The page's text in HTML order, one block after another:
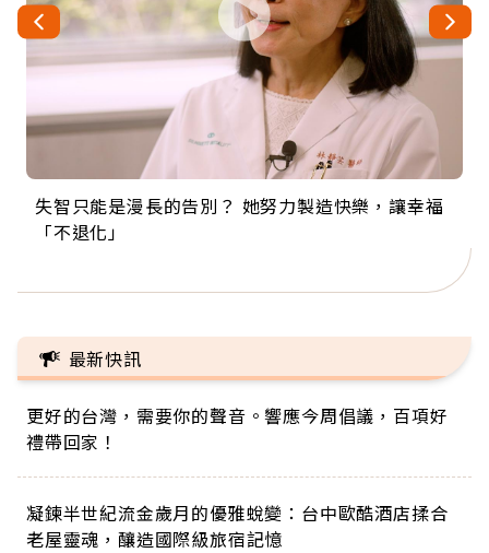
失智只能是漫長的告別？ 她努力製造快樂，讓幸福
「不退化」
來自剛果的巧克力神父 為台灣奉獻36年 「台灣是我
的家，我連作夢都講台語！」
63歲卸矽谷副總、搬回台灣找快樂！「蛋黃哥小
丑」走進安養院，逗樂上萬爺奶：退休後才開始真
104歲打破金氏世界紀錄 成為全球最年長羽球選
手，分享長壽的秘密原來是「這個」
事業巔峰他選擇追夢…黑手阿伯拉小提琴還登上小
巨蛋！連CNN都大讚！
最新快訊
更好的台灣，需要你的聲音。響應今周倡議，百項好
禮帶回家！
凝鍊半世紀流金歲月的優雅蛻變：台中歐酷酒店揉合
老屋靈魂，釀造國際級旅宿記憶